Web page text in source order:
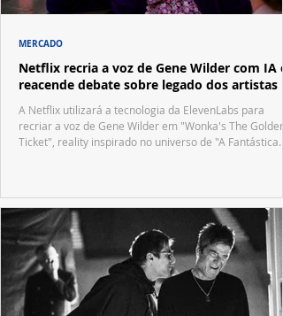
Netflix recria a voz de Gene Wilder com IA e
reacende debate sobre legado dos artistas
A Netflix utilizará a tecnologia da ElevenLabs para
recriar a voz de Gene Wilder em "Wonka's The Golden
Ticket", reality inspirado no universo de "A Fantástica
MERCADO